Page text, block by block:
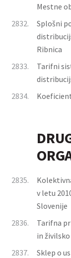
Mestne
2832.
Splošni
Ribnica
2833.
Tarifni
2834.
2835.
v letu
Slovenije
2836.
Tarifna
in
2837.
Sklep o